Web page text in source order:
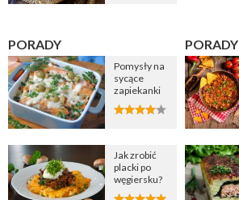
PORADY
Pomysły na
sycące
zapiekanki
Jak zrobić
placki po
węgiersku?
PORADY